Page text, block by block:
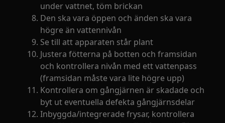
under vattnet, töm brickan
Den ska vara öppen och änden ska vara
högre än vattennivån
Se till att apparaten står plant
Justera fötterna på botten och framsidan
och kontrollera nivån med ett vattenpass
(framsidan måste vara lite högre upp)
Kontrollera om gångjärnen är skadade och
byt ut eventuella defekta gångjärnsdelar
Inbyggda/integrerade frysar, kontrollera